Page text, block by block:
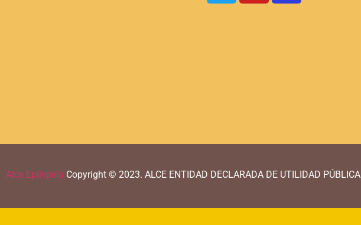
Alce Epilepsia Copyright © 2023. ALCE ENTIDAD DECLARADA DE UTILIDAD PÚBLICA